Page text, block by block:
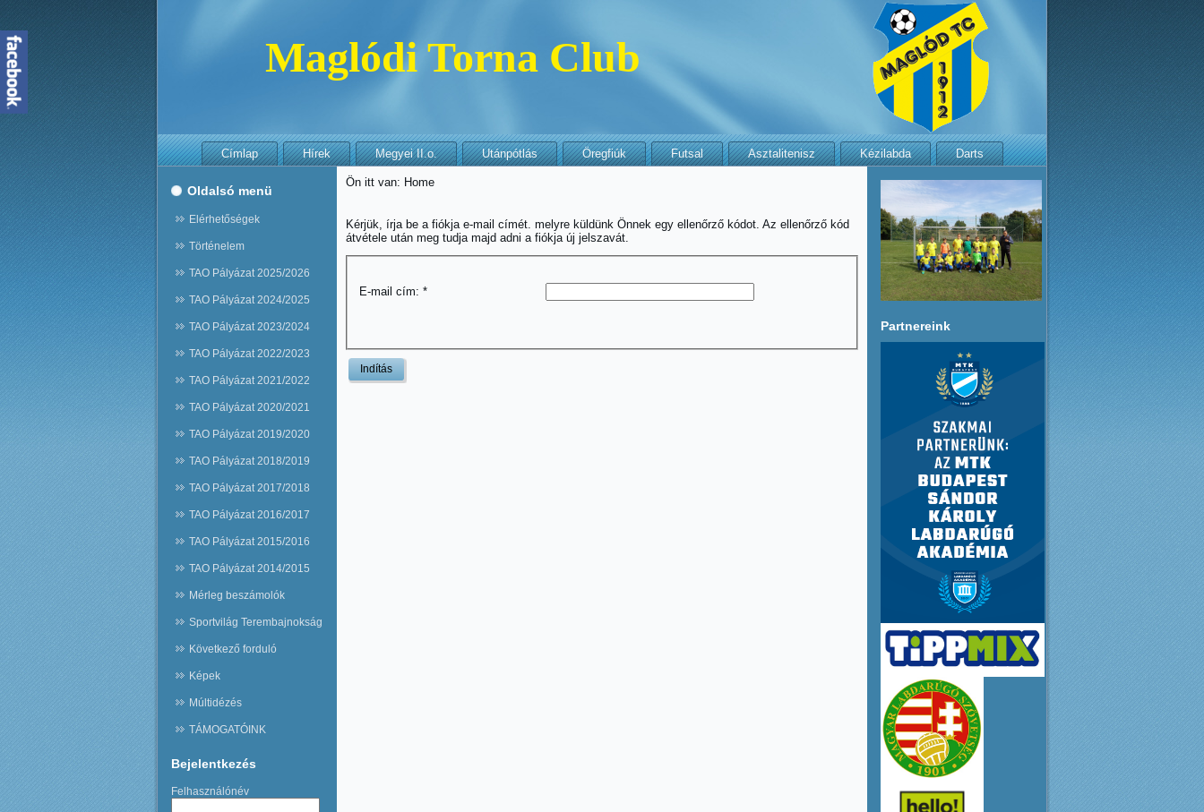
Maglódi Torna Club
Címlap Hírek Megyei II.o. Utánpótlás Öregfiúk Futsal Asztalitenisz Kézilabda Darts
Oldalsó menü
Elérhetőségek
Történelem
TAO Pályázat 2025/2026
TAO Pályázat 2024/2025
TAO Pályázat 2023/2024
TAO Pályázat 2022/2023
TAO Pályázat 2021/2022
TAO Pályázat 2020/2021
TAO Pályázat 2019/2020
TAO Pályázat 2018/2019
TAO Pályázat 2017/2018
TAO Pályázat 2016/2017
TAO Pályázat 2015/2016
TAO Pályázat 2014/2015
Mérleg beszámolók
Sportvilág Terembajnokság
Következő forduló
Képek
Múltidézés
TÁMOGATÓINK
Bejelentkezés
Felhasználónév
Ön itt van: Home
Kérjük, írja be a fiókja e-mail címét. melyre küldünk Önnek egy ellenőrző kódot. Az ellenőrző kód
átvétele után meg tudja majd adni a fiókja új jelszavát.
E-mail cím: *
Indítás
Partnereink